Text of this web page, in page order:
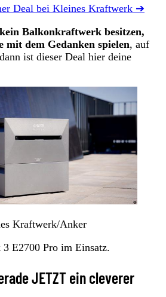
Deal bei Kleines Kraftwerk ➔
Balkonkraftwerk besitzen,
mit dem Gedanken spielen, auf
ist dieser Deal hier deine
Kraftwerk/Anker
E2700 Pro im Einsatz.
JETZT ein cleverer